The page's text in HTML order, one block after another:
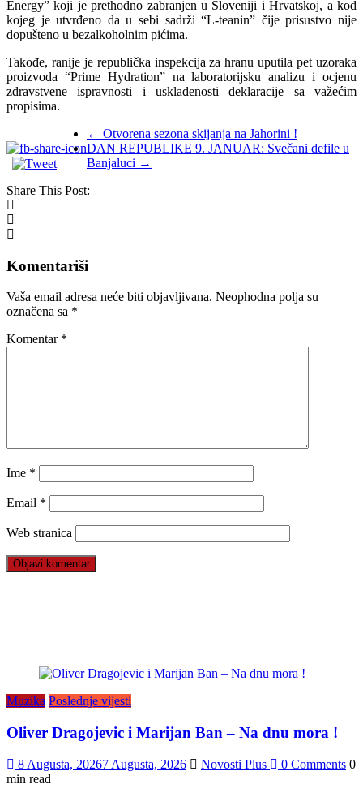
Energy” koji je prethodno zabranjen u Sloveniji i Hrvatskoj, a kod
kojeg je utvrđeno da u sebi sadrži “L-teanin” čije prisustvo nije
dopušteno u bezalkoholnim pićima.
Takođe, ranije je republička inspekcija za hranu uputila pet uzoraka
proizvoda “Prime Hydration” na laboratorijsku analizu i ocjenu
zdravstvene ispravnosti i usklađenosti deklaracije sa važećim
propisima.
← Otvorena sezona skijanja na Jahorini !
DAN REPUBLIKE 9. JANUAR: Svečani defile u
Banjaluci →
Share This Post:
Komentariši
Vaša email adresa neće biti objavljivana. Neophodna polja su
označena sa *
Komentar *
Ime *
Email *
Web stranica
Muzika Poslednje vijesti
Oliver Dragojevic i Marijan Ban – Na dnu mora !
8 Augusta, 20267 Augusta, 2026 Novosti Plus 0 Comments 0
min read